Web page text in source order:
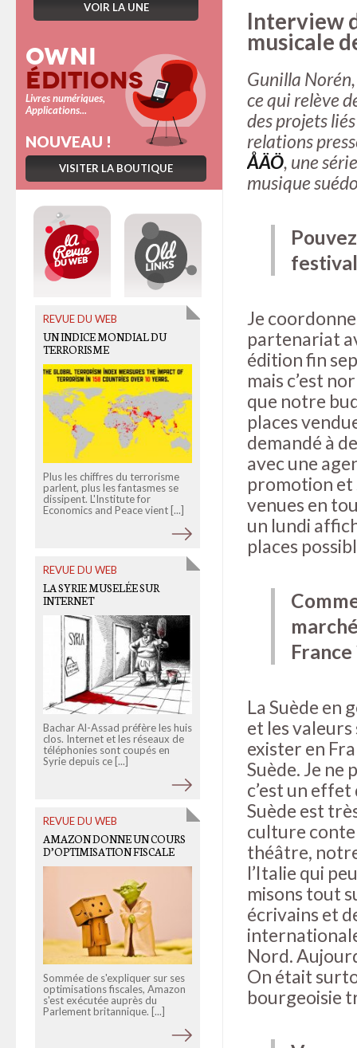
Interview
musicale
Gunilla
ce qui relève
des projets
relations
ÅÄÖ, une
musique
Je
partenariat
édition fin
mais c’est
que notre
places
demandé à
avec une
promotion et
venues en
un lundi
places
France
La Suède en
et les
exister en
Suède. Je ne
c’est un effet
Suède est
culture
théâtre,
l’Italie qui
misons tout
écrivains et
Nord.
On était
bourgeoisie
VOIR LA UNE
Owni
Éditions
Livres numériques,
Applications...
NOUVEAU !
VISITER LA BOUTIQUE
REVUE DU WEB
UN INDICE MONDIAL DU
TERRORISME
Plus les chiffres du terrorisme
parlent, plus les fantasmes se
dissipent. L'Institute for
Economics and Peace vient [...]
REVUE DU WEB
LA SYRIE MUSELÉE SUR
INTERNET
Bachar Al-Assad préfère les huis
clos. Internet et les réseaux de
téléphonies sont coupés en
Syrie depuis ce [...]
REVUE DU WEB
AMAZON DONNE UN COURS
D’OPTIMISATION FISCALE
Sommée de s'expliquer sur ses
optimisations fiscales, Amazon
s'est exécutée auprès du
Parlement britannique. [...]
OLD LINKS
LES BLOGUEURS À LA
LUMIÈRE DE LEUR ÉCRAN
La photographe américaine
Gabriela Herman a
photographié un blogueur qui
lui en a recommandé un autre,
et ainsi [...]
QUE CHOISIR DISQUALIFIE
Free dans le collimateur,
et SFR aussi dans le viseur.
L'association de
consommateurs vient de
publier les [...]
OLD LINKS
L’ANONYMOUS CALIN A ÉTÉ
Selon des informations
Owni